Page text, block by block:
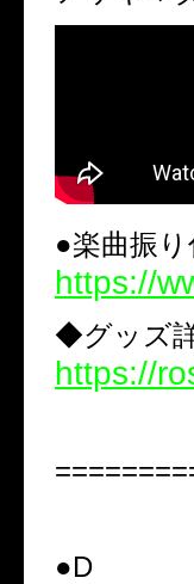
●楽曲振
https://
◆グッズ
https://
●D